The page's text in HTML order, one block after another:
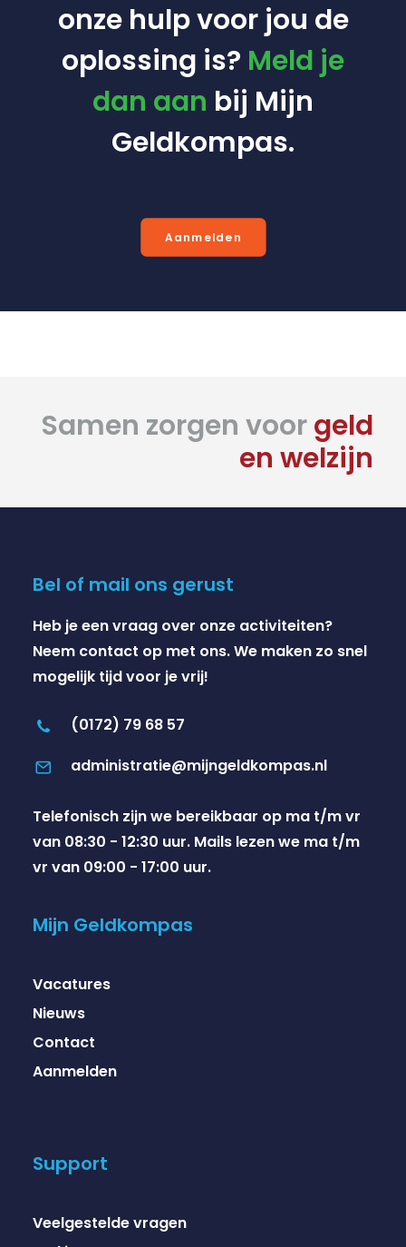
onze hulp voor jou de
oplossing is? Meld je
dan aan bij Mijn
Geldkompas.
Aanmelden
Samen zorgen voorgeld
en welzijn
Bel of mail ons gerust
Heb je een vraag over onze activiteiten?
Neem contact op met ons. We maken zo snel
mogelijk tijd voor je vrij!
(0172) 79 68 57
administratie@mijngeldkompas.nl
Telefonisch zijn we bereikbaar op ma t/m vr
van 08:30 - 12:30 uur. Mails lezen we ma t/m
vr van 09:00 - 17:00 uur.
Mijn Geldkompas
Vacatures
Nieuws
Contact
Aanmelden
Support
Veelgestelde vragen